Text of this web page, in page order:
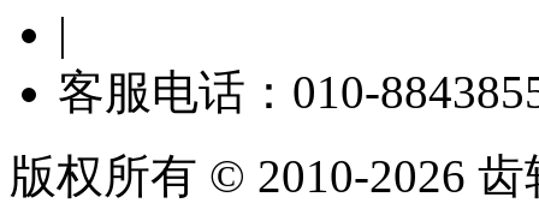
|
客服电话：010-
版权所有 © 2010-2026